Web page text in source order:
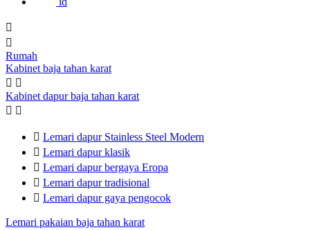


Rumah
Kabinet baja tahan karat
 
Kabinet dapur baja tahan karat
 
 Lemari dapur Stainless Steel Modern
 Lemari dapur klasik
 Lemari dapur bergaya Eropa
 Lemari dapur tradisional
 Lemari dapur gaya pengocok
Lemari pakaian baja tahan karat